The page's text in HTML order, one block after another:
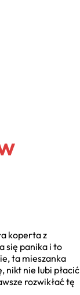
koperta z
się panika i to
ta mieszanka
nikt nie lubi płacić
rozwikłać tę